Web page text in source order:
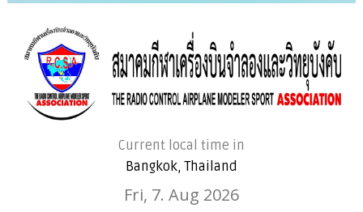
Current local time in
Bangkok, Thailand